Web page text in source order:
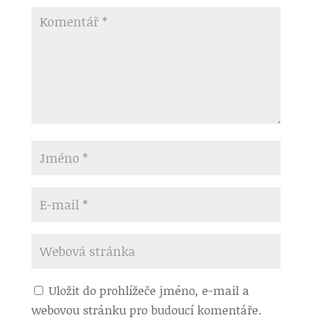
Uložit do prohlížeče jméno, e-mail a
webovou stránku pro budoucí komentáře.